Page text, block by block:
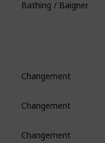
Bathing / Baigner
Changement
Changement
Changement